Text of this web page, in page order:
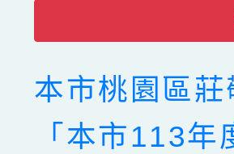
本市桃園區
「本市113